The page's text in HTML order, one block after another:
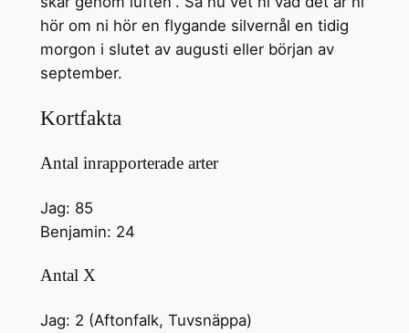
hör om ni hör en flygande silvernål en tidig
morgon i slutet av augusti eller början av
september.
Kortfakta
Antal inrapporterade arter
Jag: 85
Benjamin: 24
Antal X
Jag: 2 (Aftonfalk, Tuvsnäppa)